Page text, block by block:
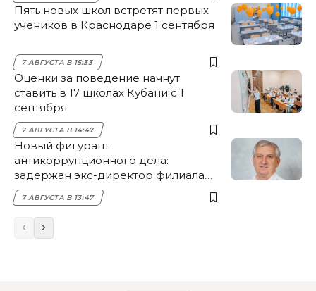
Пять новых школ встретят первых
учеников в Краснодаре 1 сентября
7 АВГУСТА В 15:33
Оценки за поведение начнут
ставить в 17 школах Кубани с 1
сентября
7 АВГУСТА В 14:47
Новый фигурант
антикоррупционного дела:
задержан экс-директор филиала
НЭСК Крымска
7 АВГУСТА В 13:47